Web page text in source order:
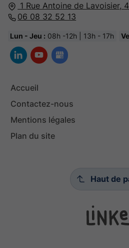
1 Rue Antoine de Lavoisier,
06 08 32 52 13
Lun - Jeu : 08h -12h | 13h - 17h
Accueil
Contactez-nous
Mentions légales
Plan du site
Haut de